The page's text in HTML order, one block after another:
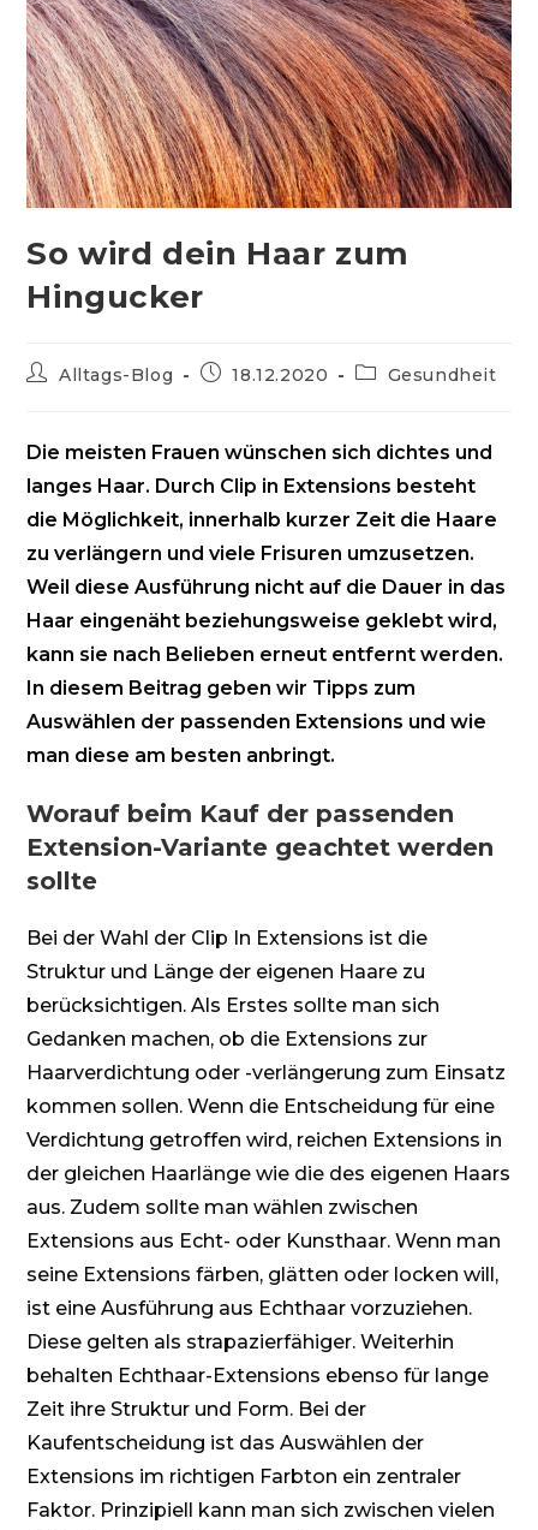
So wird dein Haar zum
Hingucker
Beitrags-
Alltags-Blog
Beitrag18.12.2020
Beitrags-
Gesundheit
Die meisten Frauen wünschen sich dichtes und
langes Haar. Durch Clip in Extensions besteht
die Möglichkeit, innerhalb kurzer Zeit die Haare
zu verlängern und viele Frisuren umzusetzen.
Weil diese Ausführung nicht auf die Dauer in das
Haar eingenäht beziehungsweise geklebt wird,
kann sie nach Belieben erneut entfernt werden.
In diesem Beitrag geben wir Tipps zum
Auswählen der passenden Extensions und wie
man diese am besten anbringt.
Worauf beim Kauf der passenden
Extension-Variante geachtet werden
sollte
Bei der Wahl der Clip In Extensions ist die
Struktur und Länge der eigenen Haare zu
berücksichtigen. Als Erstes sollte man sich
Gedanken machen, ob die Extensions zur
Haarverdichtung oder -verlängerung zum Einsatz
kommen sollen. Wenn die Entscheidung für eine
Verdichtung getroffen wird, reichen Extensions in
der gleichen Haarlänge wie die des eigenen Haars
aus. Zudem sollte man wählen zwischen
Extensions aus Echt- oder Kunsthaar. Wenn man
seine Extensions färben, glätten oder locken will,
ist eine Ausführung aus Echthaar vorzuziehen.
Diese gelten als strapazierfähiger. Weiterhin
behalten Echthaar-Extensions ebenso für lange
Zeit ihre Struktur und Form. Bei der
Kaufentscheidung ist das Auswählen der
Extensions im richtigen Farbton ein zentraler
Faktor. Prinzipiell kann man sich zwischen vielen